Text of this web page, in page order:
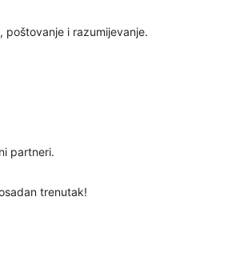
poštovanje i razumijevanje.
partneri.
trenutak!